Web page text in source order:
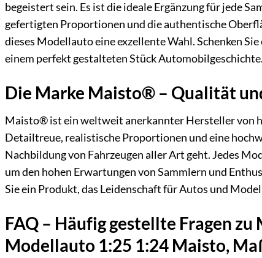
begeistert sein. Es ist die ideale Ergänzung für jede
gefertigten Proportionen und die authentische
dieses Modellauto eine exzellente Wahl. Schenken
einem perfekt gestalteten Stück Automobilgeschichte.
Die Marke Maisto® – Qualität
Maisto® ist ein weltweit anerkannter Hersteller von
Detailtreue, realistische Proportionen und eine
Nachbildung von Fahrzeugen aller Art geht. Jedes
um den hohen Erwartungen von Sammlern und
Sie ein Produkt, das Leidenschaft für Autos und
FAQ – Häufig gestellte Fragen
Modellauto 1:25 1:24 Maisto,